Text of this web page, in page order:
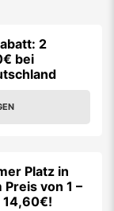
2
bei
Platz in
von 1 –
14,60€!